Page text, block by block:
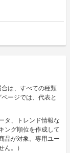
は、すべての種類
ージでは、代表と
タ、トレンド情報な
ング順位を作成して
品が対象。専用ユー
ん。）